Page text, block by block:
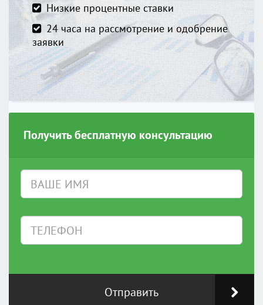
Низкие процентные ставки
24 часа на рассмотрение и одобрение
заявки
Получить бесплатную консультацию
Отправить